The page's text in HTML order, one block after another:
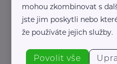
Jana Zajíce 875 Pardubice
mohou zkombinovat s
jste jim poskytli nebo
že používáte jejich služby.
Povolit vše